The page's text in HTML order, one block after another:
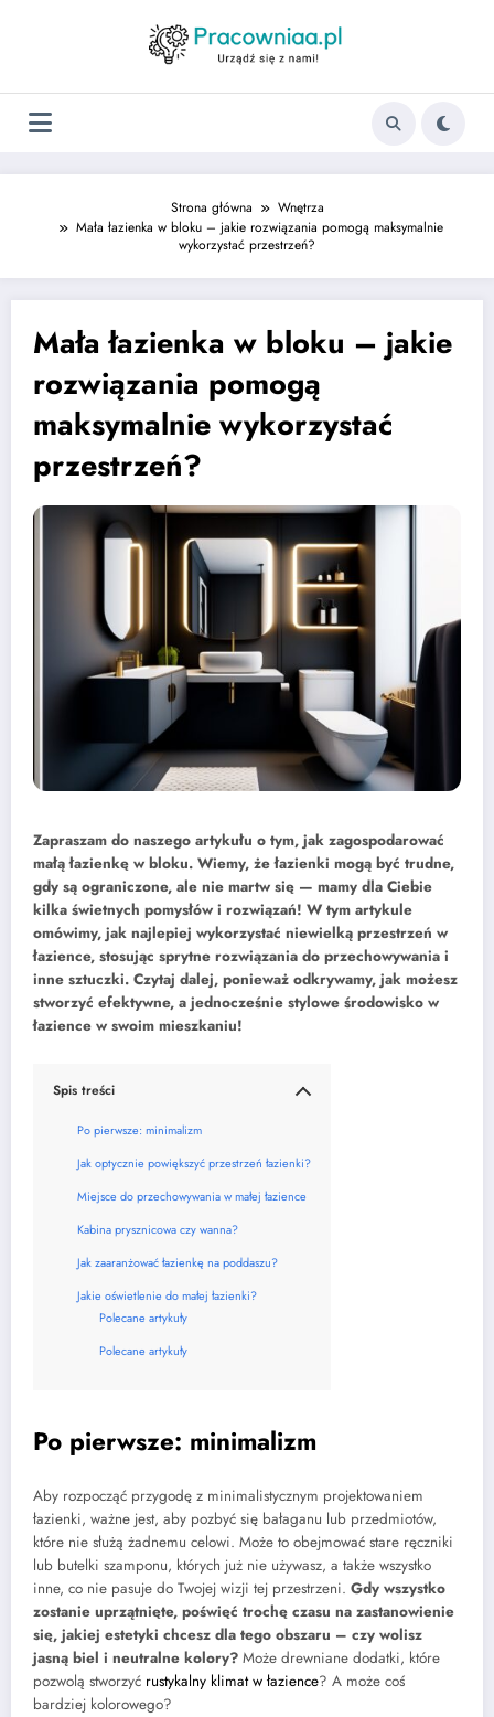
Strona główna
Wnętrza
Mała łazienka w bloku – jakie rozwiązania pomogą maksymalnie
wykorzystać przestrzeń?
Mała łazienka w bloku – jakie
rozwiązania pomogą
maksymalnie wykorzystać
przestrzeń?
Zapraszam do naszego artykułu o tym, jak zagospodarować
małą łazienkę w bloku. Wiemy, że łazienki mogą być trudne,
gdy są ograniczone, ale nie martw się — mamy dla Ciebie
kilka świetnych pomysłów i rozwiązań! W tym artykule
omówimy, jak najlepiej wykorzystać niewielką przestrzeń w
łazience, stosując sprytne rozwiązania do przechowywania i
inne sztuczki. Czytaj dalej, ponieważ odkrywamy, jak możesz
stworzyć efektywne, a jednocześnie stylowe środowisko w
łazience w swoim mieszkaniu!
Spis treści
Po pierwsze: minimalizm
Jak optycznie powiększyć przestrzeń łazienki?
Miejsce do przechowywania w małej łazience
Kabina prysznicowa czy wanna?
Jak zaaranżować łazienkę na poddaszu?
Jakie oświetlenie do małej łazienki?
Polecane artykuły
Polecane artykuły
Po pierwsze: minimalizm
Aby rozpocząć przygodę z minimalistycznym projektowaniem
łazienki, ważne jest, aby pozbyć się bałaganu lub przedmiotów,
które nie służą żadnemu celowi. Może to obejmować stare ręczniki
lub butelki szamponu, których już nie używasz, a także wszystko
inne, co nie pasuje do Twojej wizji tej przestrzeni. Gdy wszystko
zostanie uprzątnięte, poświęć trochę czasu na zastanowienie
się, jakiej estetyki chcesz dla tego obszaru – czy wolisz
jasną biel i neutralne kolory? Może drewniane dodatki, które
pozwolą stworzyć rustykalny klimat w łazience? A może coś
bardziej kolorowego?